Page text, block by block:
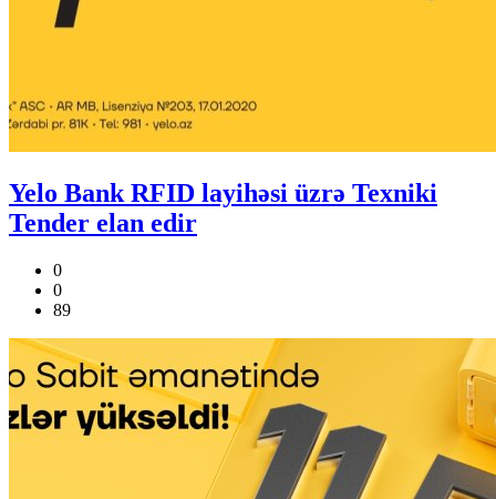
Yelo Bank RFID layihəsi üzrə Texniki
Tender elan edir
0
0
89